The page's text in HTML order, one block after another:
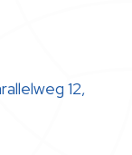
12,